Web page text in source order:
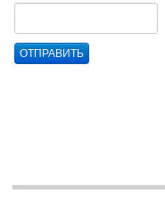
ОТПРАВИТЬ